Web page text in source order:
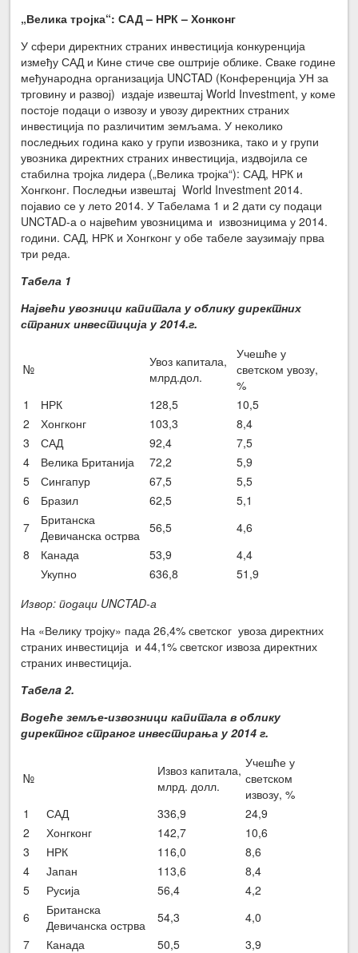
„Велика тројка“: САД – НРК – Хонконг
У сфери директних страних инвестиција конкуренција
између САД и Кине стиче све оштрије облике. Сваке године
међународна организација UNCTAD (Конференција УН за
трговину и развој) издаје извештај World Investment, у коме
постоје подаци о извозу и увозу директних страних
инвестиција по различитим земљама. У неколико
последњих година како у групи извозника, тако и у групи
увозника директних страних инвестиција, издвојила се
стабилна тројка лидера („Велика тројка“): САД, НРК и
Хонгконг. Последњи извештај World Investment 2014.
појавио се у лето 2014. У Табелама 1 и 2 дати су подаци
UNCTAD-а о највећим увозницима и извозницима у 2014.
години. САД, НРК и Хонгконг у обе табеле заузимају прва
три реда.
Табела 1
Највећи увозници капитала у облику директних
страних инвестиција у 2014.г.
№
Увоз капитала,
млрд.дол.
Учешће у
светском увозу,
%
1
НРК 128,5
10,5
2
Хонгконг 103,3
8,4
3
САД 92,4
7,5
4
Велика Британија 72,2
5,9
5
Сингапур 67,5
5,5
6
Бразил 62,5
5,1
7
Британска
Девичанска острва
56,5
4,6
8
Канада 53,9
4,4
Укупно
636,8
51,9
Извор: подаци UNCTAD-а
На «Велику тројку» пада 26,4% светског увоза директних
страних инвестиција и 44,1% светског извоза директних
страних инвестиција.
Табeлa 2.
Водеће земље-извозници капитала в облику
директног страног инвестирања у 2014 г.
№
Извоз капитала,
млрд. долл.
Учешће у
светском
извозу, %
1
САД 336,9
24,9
2
Хонгконг 142,7
10,6
3
НРК 116,0
8,6
4
Јапан 113,6
8,4
5
Русија 56,4
4,2
6
Британска
Девичанска острва
54,3
4,0
7
Канада 50,5
3,9